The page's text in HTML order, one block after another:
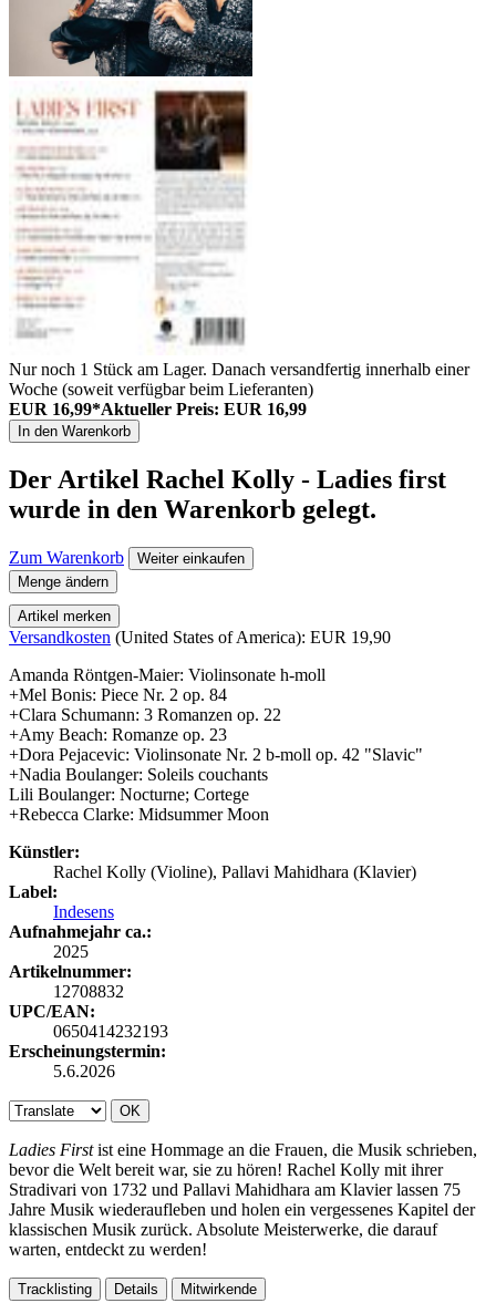
Nur noch 1 Stück am Lager. Danach versandfertig innerhalb einer
Woche (soweit verfügbar beim Lieferanten)
EUR 16,99*Aktueller Preis: EUR 16,99
In den Warenkorb
Der Artikel Rachel Kolly - Ladies first
wurde in den Warenkorb gelegt.
Zum Warenkorb
Weiter einkaufen
Menge ändern
Artikel merken
Versandkosten (United States of America): EUR 19,90
Amanda Röntgen-Maier: Violinsonate h-moll
+Mel Bonis: Piece Nr. 2 op. 84
+Clara Schumann: 3 Romanzen op. 22
+Amy Beach: Romanze op. 23
+Dora Pejacevic: Violinsonate Nr. 2 b-moll op. 42 "Slavic"
+Nadia Boulanger: Soleils couchants
Lili Boulanger: Nocturne; Cortege
+Rebecca Clarke: Midsummer Moon
Künstler:
Rachel Kolly (Violine), Pallavi Mahidhara (Klavier)
Label:
Indesens
Aufnahmejahr ca.:
2025
Artikelnummer:
12708832
UPC/EAN:
0650414232193
Erscheinungstermin:
5.6.2026
OK
Ladies Firstist eine Hommage an die Frauen, die Musik schrieben,
bevor die Welt bereit war, sie zu hören! Rachel Kolly mit ihrer
Stradivari von 1732 und Pallavi Mahidhara am Klavier lassen 75
Jahre Musik wiederaufleben und holen ein vergessenes Kapitel der
klassischen Musik zurück. Absolute Meisterwerke, die darauf
warten, entdeckt zu werden!
Tracklisting Details Mitwirkende